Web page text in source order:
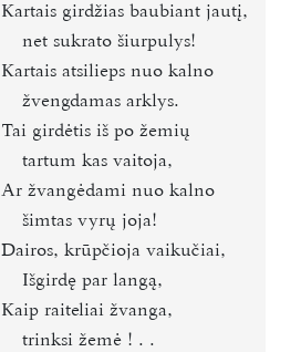
Kartais girdžias baubiant jautį,
net sukrato šiurpulys!
Kartais atsilieps nuo kalno
žvengdamas arklys.
Tai girdėtis iš po žemių
tartum kas vaitoja,
Ar žvangėdami nuo kalno
šimtas vyrų joja!
Dairos, krūpčioja vaikučiai,
Išgirdę par langą,
Kaip raiteliai žvanga,
trinksi žemė ! . .